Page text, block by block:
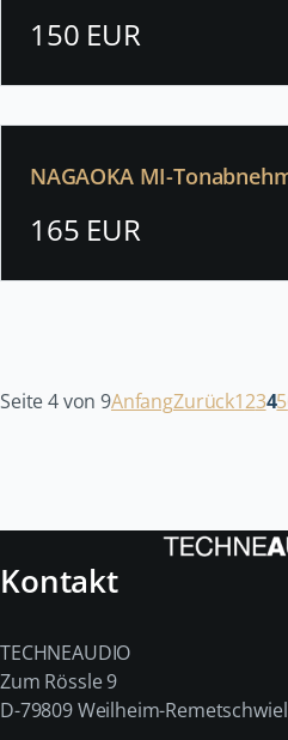
150 EUR
NAGAOKA MI-
165 EUR
Seite 4 von 9AnfangZurück12345
Kontakt
TECHNEAUDIO
Zum Rössle 9
D-79809 Weilheim-Remetschwiel